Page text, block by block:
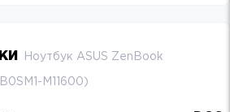
Ноутбук ASUS ZenBook
M11600)